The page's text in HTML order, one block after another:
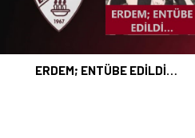
ERDEM; ENTÜBE EDİLDİ…